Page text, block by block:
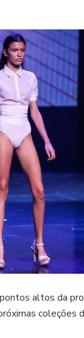
altos da